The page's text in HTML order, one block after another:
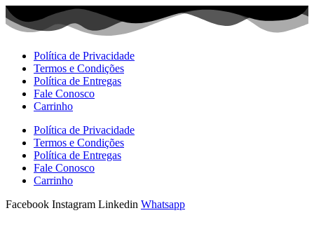
Ir
para
Política de Privacidade
Termos e Condições
Política de Entregas
Fale Conosco
Carrinho
Política de Privacidade
Termos e Condições
Política de Entregas
Fale Conosco
Carrinho
Facebook Instagram Linkedin Whatsapp